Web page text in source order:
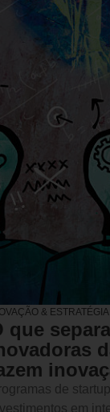
& ESTRATÉGIA
que
de
em